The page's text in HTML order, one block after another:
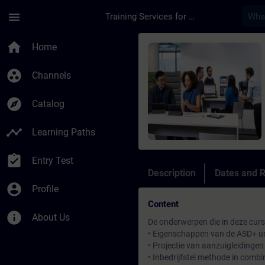
menu Training Services for Digital Industries
home Home
group_work Channels
explore Catalog
timeline Learning Paths
assignment_turned_in Entry Test
account_circle Profile
info About Us
Course -
Description Dates and
Content
De onderwerpen die in deze
• Eigenschappen van de ASD+
• Projectie van
• Inbedrijfstel methode in